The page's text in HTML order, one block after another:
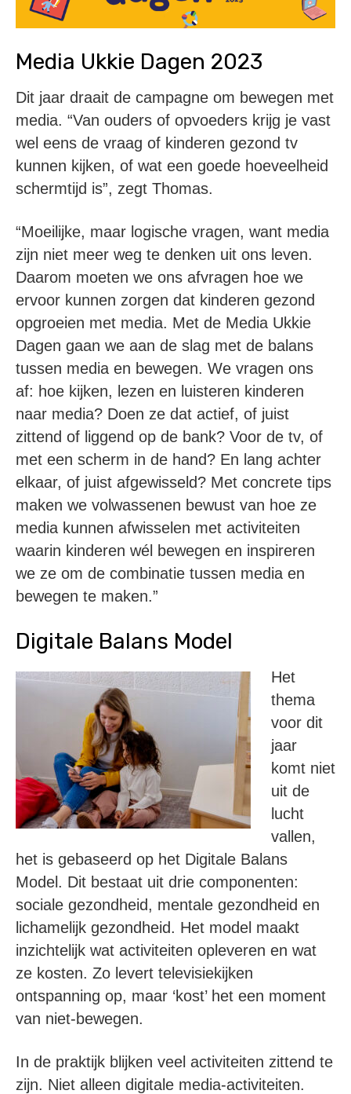
Media Ukkie Dagen 2023
Dit jaar draait de campagne om bewegen met
media. “Van ouders of opvoeders krijg je vast
wel eens de vraag of kinderen gezond tv
kunnen kijken, of wat een goede hoeveelheid
schermtijd is”, zegt Thomas.
“Moeilijke, maar logische vragen, want media
zijn niet meer weg te denken uit ons leven.
Daarom moeten we ons afvragen hoe we
ervoor kunnen zorgen dat kinderen gezond
opgroeien met media. Met de Media Ukkie
Dagen gaan we aan de slag met de balans
tussen media en bewegen. We vragen ons
af: hoe kijken, lezen en luisteren kinderen
naar media? Doen ze dat actief, of juist
zittend of liggend op de bank? Voor de tv, of
met een scherm in de hand? En lang achter
elkaar, of juist afgewisseld? Met concrete tips
maken we volwassenen bewust van hoe ze
media kunnen afwisselen met activiteiten
waarin kinderen wél bewegen en inspireren
we ze om de combinatie tussen media en
bewegen te maken.”
Digitale Balans Model
Het
thema
voor dit
jaar
komt niet
uit de
lucht
vallen,
het is gebaseerd op het Digitale Balans
Model. Dit bestaat uit drie componenten:
sociale gezondheid, mentale gezondheid en
lichamelijk gezondheid. Het model maakt
inzichtelijk wat activiteiten opleveren en wat
ze kosten. Zo levert televisiekijken
ontspanning op, maar ‘kost’ het een moment
van niet-bewegen.
In de praktijk blijken veel activiteiten zittend te
zijn. Niet alleen digitale media-activiteiten.